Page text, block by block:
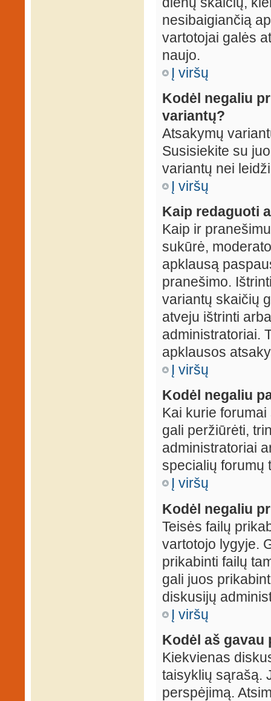
nesibaigiančią
vartotojai galės
naujo.
Į viršų
Kodėl negaliu
variantų?
Atsakymų
Susisiekite su
variantų nei
Į viršų
Kaip redaguoti
Kaip ir
sukūrė,
apklausą
pranešimo.
variantų skaičių
atveju ištrinti
administratoriai.
apklausos
Į viršų
Kodėl negaliu
Kai kurie
gali peržiūrėti,
administratoriai
specialių forumų
Į viršų
Kodėl negaliu
Teisės failų
vartotojo lygyje.
prikabinti failų
gali juos
diskusijų
Į viršų
Kodėl aš gavau
Kiekvienas
taisyklių sąrašą.
perspėjimą.